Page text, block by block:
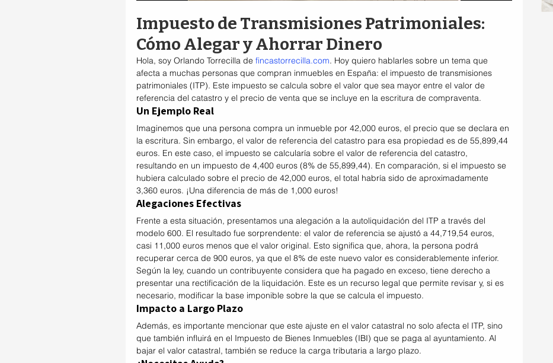
Impuesto de Transmisiones Patrimoniales:
Cómo Alegar y Ahorrar Dinero
Hola, soy Orlando Torrecilla de fincastorrecilla.com. Hoy quiero hablarles sobre un tema que
afecta a muchas personas que compran inmuebles en España: el impuesto de transmisiones
patrimoniales (ITP). Este impuesto se calcula sobre el valor que sea mayor entre el valor de
referencia del catastro y el precio de venta que se incluye en la escritura de compraventa.
Un Ejemplo Real
Imaginemos que una persona compra un inmueble por 42,000 euros, el precio que se declara en
la escritura. Sin embargo, el valor de referencia del catastro para esa propiedad es de 55,899,44
euros. En este caso, el impuesto se calcularía sobre el valor de referencia del catastro,
resultando en un impuesto de 4,400 euros (8% de 55,899,44). En comparación, si el impuesto se
hubiera calculado sobre el precio de 42,000 euros, el total habría sido de aproximadamente
3,360 euros. ¡Una diferencia de más de 1,000 euros!
Alegaciones Efectivas
Frente a esta situación, presentamos una alegación a la autoliquidación del ITP a través del
modelo 600. El resultado fue sorprendente: el valor de referencia se ajustó a 44,719,54 euros,
casi 11,000 euros menos que el valor original. Esto significa que, ahora, la persona podrá
recuperar cerca de 900 euros, ya que el 8% de este nuevo valor es considerablemente inferior.
Según la ley, cuando un contribuyente considera que ha pagado en exceso, tiene derecho a
presentar una rectificación de la liquidación. Este es un recurso legal que permite revisar y, si es
necesario, modificar la base imponible sobre la que se calcula el impuesto.
Impacto a Largo Plazo
Además, es importante mencionar que este ajuste en el valor catastral no solo afecta el ITP, sino
que también influirá en el Impuesto de Bienes Inmuebles (IBI) que se paga al ayuntamiento. Al
bajar el valor catastral, también se reduce la carga tributaria a largo plazo.